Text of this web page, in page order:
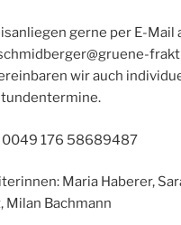
gerne per E-Mail
wir auch
0049 176 58689487
Maria Haberer,
Milan Bachmann